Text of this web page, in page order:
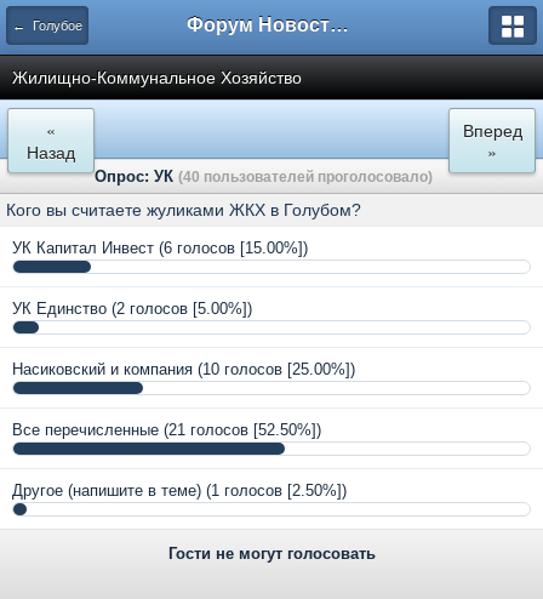
← Голубое Форум Новостройки
Жилищно-Коммунальное Хозяйство
«
Назад
Вперед
»
Опрос: УК (40 пользователей проголосовало)
Кого вы считаете жуликами ЖКХ в Голубом?
УК Капитал Инвест (6 голосов [15.00%])
УК Единство (2 голосов [5.00%])
Насиковский и компания (10 голосов [25.00%])
Все перечисленные (21 голосов [52.50%])
Другое (напишите в теме) (1 голосов [2.50%])
Гости не могут голосовать